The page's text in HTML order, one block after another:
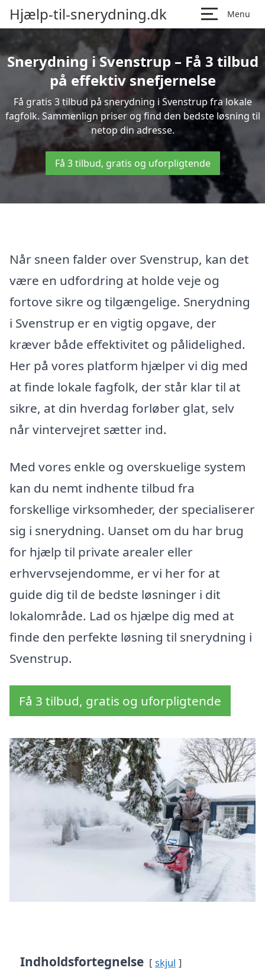
Hjælp-til-snerydning.dk Menu
Snerydning i Svenstrup – Få 3 tilbud
på effektiv snefjernelse
Få gratis 3 tilbud på snerydning i Svenstrup fra lokale
fagfolk. Sammenlign priser og find den bedste løsning til
netop din adresse.
Få 3 tilbud, gratis og uforpligtende
Når sneen falder over Svenstrup, kan det
være en udfordring at holde veje og
fortove sikre og tilgængelige. Snerydning
i Svenstrup er en vigtig opgave, der
kræver både effektivitet og pålidelighed.
Her på vores platform hjælper vi dig med
at finde lokale fagfolk, der står klar til at
sikre, at din hverdag forløber glat, selv
når vintervejret sætter ind.
Med vores enkle og overskuelige system
kan du nemt indhente tilbud fra
forskellige virksomheder, der specialiserer
sig i snerydning. Uanset om du har brug
for hjælp til private arealer eller
erhvervsejendomme, er vi her for at
guide dig til de bedste løsninger i dit
lokalområde. Lad os hjælpe dig med at
finde den perfekte løsning til snerydning i
Svenstrup.
Få 3 tilbud, gratis og uforpligtende
Indholdsfortegnelse skjul